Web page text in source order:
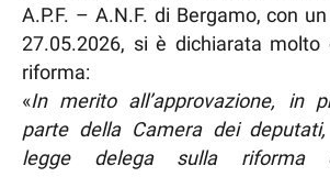
A.P.F. – A.N.F. di Bergamo, con
27.05.2026, si è dichiarata molto
riforma:
«In merito all’approvazione, in
parte della Camera dei
legge delega sulla riforma